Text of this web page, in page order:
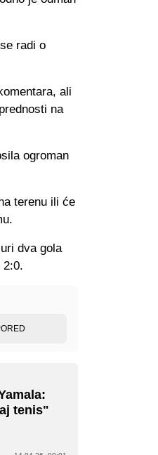
radi o
ali
na
ogroman
terenu ili će
dva gola
2:0.
tenis"